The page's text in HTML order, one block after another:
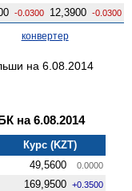
-0.0300 12,3900 -0.0300
конвертер
на 6.08.2014
на 6.08.2014
Курс (KZT)
49,5600 0.0000
169,9500 +0.3500